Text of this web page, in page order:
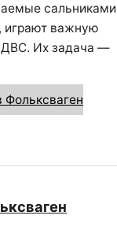
сальниками
играют важную
ДВС. Их задача —